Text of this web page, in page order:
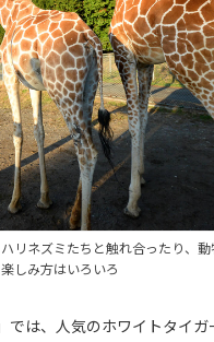
リネズミたちと触れ合ったり、
しみ方はいろいろ
では、人気のホワイトタイガ